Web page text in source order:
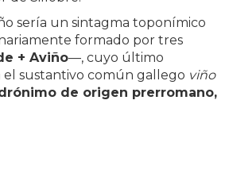
sería un sintagma toponímico
formado por tres
+ Aviño—, cuyo último
sustantivo común gallego viño
de origen prerromano,